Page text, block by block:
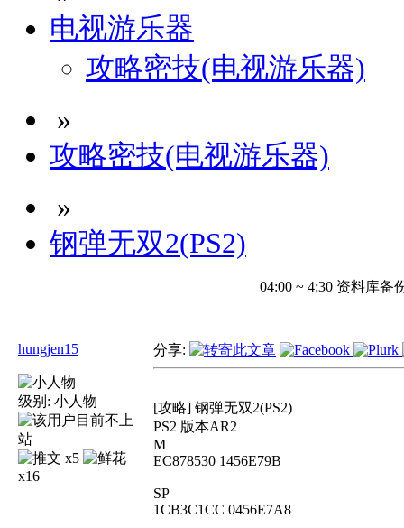
电视游乐器
攻略密技(电视游乐器)
»
攻略密技(电视游乐器)
»
钢弹无双2(PS2)
04:00 ~ 4:30 资料库
hungjen15
级别: 小人物
x5
x16
分享:
[攻略] 钢弹无双2(PS2)
PS2 版本AR2
M
EC878530 1456E79B
SP
1CB3C1CC 0456E7A8